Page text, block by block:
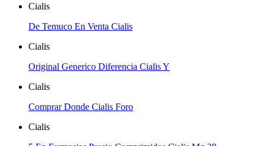
Cialis
De Temuco En Venta Cialis
Cialis
Original Generico Diferencia Cialis Y
Cialis
Comprar Donde Cialis Foro
Cialis